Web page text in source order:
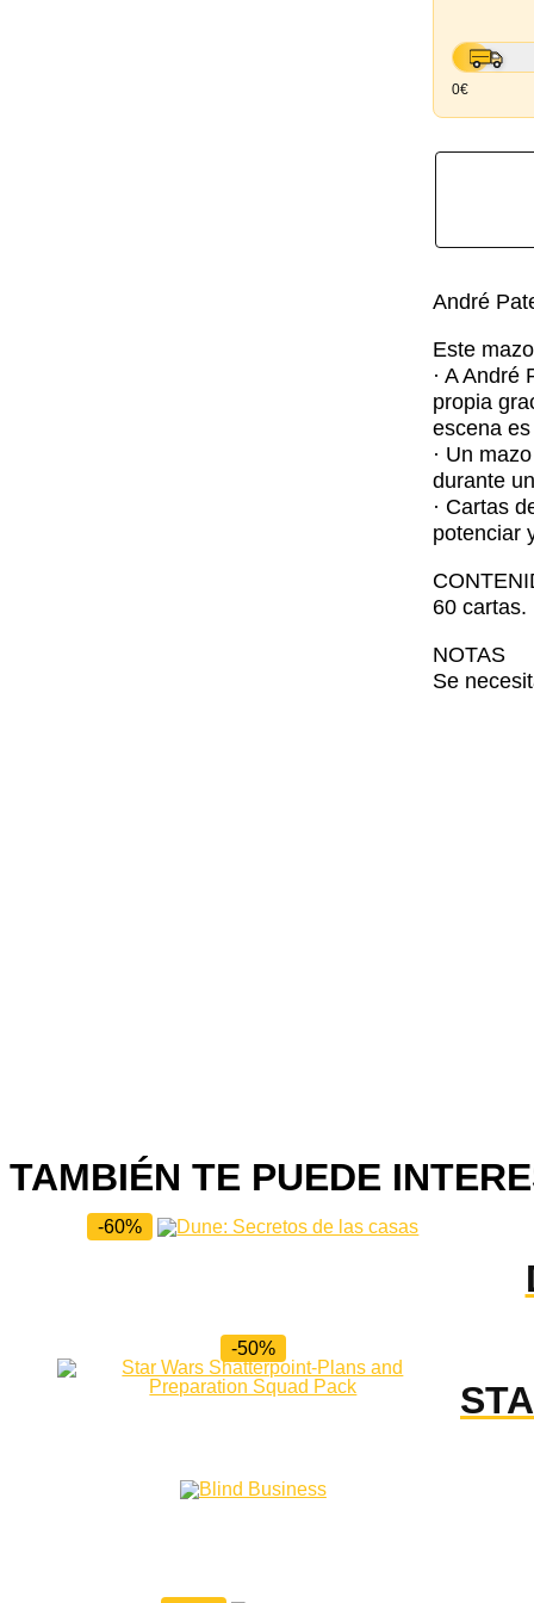
0€
André
Este
· A
propia
escena
· Un
durante
· Cartas
potenciar
60 cartas.
NOTAS
Se
TAMBIÉN TE PUEDE
-60%
-50%